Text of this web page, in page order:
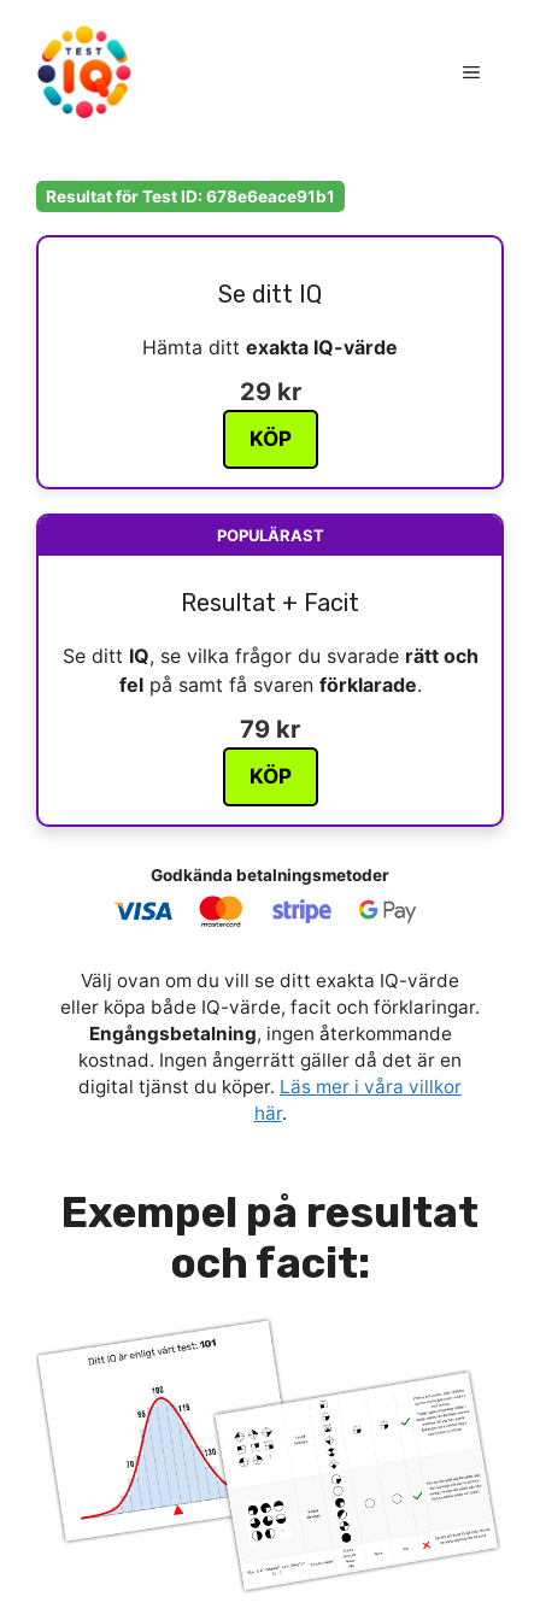
innehåll
Meny
Resultat för Test ID: 678e6eace91b1
Se ditt IQ
Hämta ditt exakta IQ-värde
29 kr
KÖP
POPULÄRAST
Resultat + Facit
Se ditt IQ, se vilka frågor du svarade rätt och
felpå samt få svaren förklarade.
79 kr
KÖP
Godkända betalningsmetoder
Välj ovan om du vill se ditt exakta IQ-värde
eller köpa både IQ-värde, facit och förklaringar.
Engångsbetalning, ingen återkommande
kostnad. Ingen ångerrätt gäller då det är en
digital tjänst du köper. Läs mer i våra villkor
här.
Exempel på resultat
och facit: